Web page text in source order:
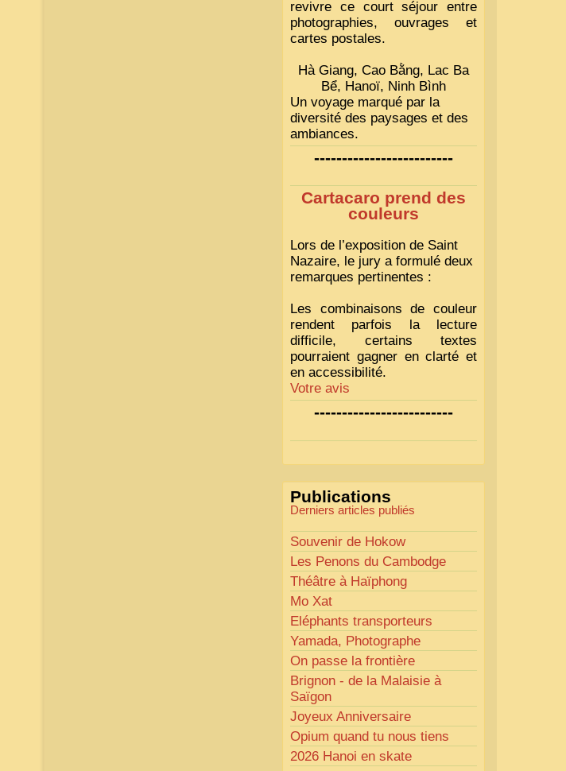
revivre ce court séjour entre
photographies, ouvrages et
cartes postales.
Hà Giang, Cao Bằng, Lac Ba
Bể, Hanoï, Ninh Bình
Un voyage marqué par la
diversité des paysages et des
ambiances.
-------------------------
Cartacaro prend des
couleurs
Lors de l’exposition de Saint
Nazaire, le jury a formulé deux
remarques pertinentes :
Les combinaisons de couleur
rendent parfois la lecture
difficile, certains textes
pourraient gagner en clarté et
en accessibilité.
Votre avis
Actions mises en place :
couleurs pour améliorer la
lisibilité. Votre avis nous
intéresse !
Pour les textes, nous allons les
retravailler afin de les rendre
plus fluides et précis.
« Comme tout bon
collectionneur le sait, la
perfection est un idéal… mais
nous y travaillons ! »
-------------------------
Publications
Derniers articles publiés
Souvenir de Hokow
Les Penons du Cambodge
Théâtre à Haïphong
Mo Xat
Eléphants transporteurs
Yamada, Photographe
On passe la frontière
Brignon - de la Malaisie à
Saïgon
Joyeux Anniversaire
Opium quand tu nous tiens
2026 Hanoi en skate